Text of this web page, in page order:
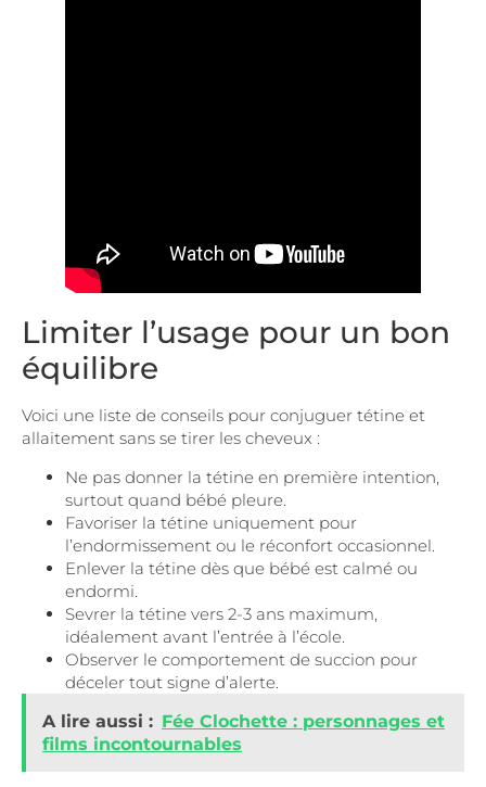
Limiter l’usage pour un bon
équilibre
Voici une liste de conseils pour conjuguer tétine et
allaitement sans se tirer les cheveux :
Ne pas donner la tétine en première intention,
surtout quand bébé pleure.
Favoriser la tétine uniquement pour
l’endormissement ou le réconfort occasionnel.
Enlever la tétine dès que bébé est calmé ou
endormi.
Sevrer la tétine vers 2-3 ans maximum,
idéalement avant l’entrée à l’école.
Observer le comportement de succion pour
déceler tout signe d’alerte.
A lire aussi : Fée Clochette : personnages et
films incontournables